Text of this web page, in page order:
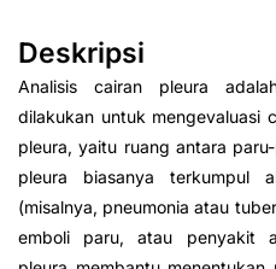
Deskripsi
Analisis cairan pleura
dilakukan untuk mengevaluasi
pleura, yaitu ruang antara
pleura biasanya terkumpul
(misalnya, pneumonia atau
emboli paru, atau penyakit